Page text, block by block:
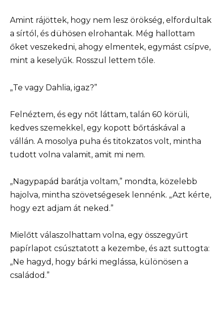
Amint rájöttek, hogy nem lesz örökség, elfordultak
a sírtól, és dühösen elrohantak. Még hallottam
őket veszekedni, ahogy elmentek, egymást csípve,
mint a keselyűk. Rosszul lettem tőle.
„Te vagy Dahlia, igaz?”
Felnéztem, és egy nőt láttam, talán 60 körüli,
kedves szemekkel, egy kopott bőrtáskával a
vállán. A mosolya puha és titokzatos volt, mintha
tudott volna valamit, amit mi nem.
„Nagypapád barátja voltam,” mondta, közelebb
hajolva, mintha szövetségesek lennénk. „Azt kérte,
hogy ezt adjam át neked.”
Mielőtt válaszolhattam volna, egy összegyűrt
papírlapot csúsztatott a kezembe, és azt suttogta:
„Ne hagyd, hogy bárki meglássa, különösen a
családod.”